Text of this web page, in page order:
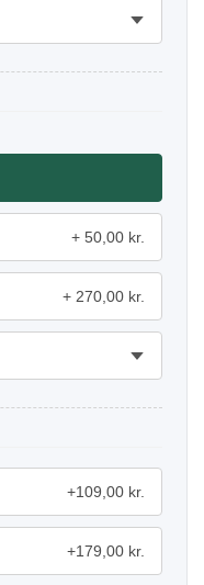
50,00 kr.
270,00 kr.
+109,00 kr.
+179,00 kr.